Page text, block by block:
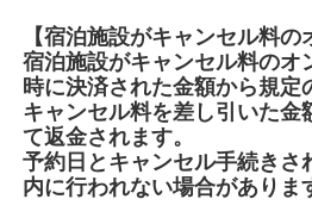
【宿泊施設がキャンセル料
宿泊施設がキャンセル料のオ
時に決済された金額から規
キャンセル料を差し引いた
て返金されます。
予約日とキャンセル手続きさ
内に行われない場合がありま